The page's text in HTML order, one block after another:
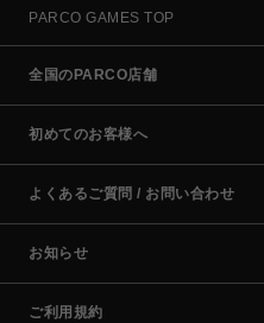
PARCO GAMES TOP
全国のPARCO店舗
初めてのお客様へ
よくあるご質問 / お問い合わせ
お知らせ
ご利用規約